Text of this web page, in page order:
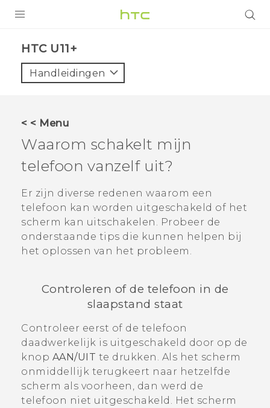
VIVE
AANBIEDINGEN
HTC Club
SUPPORT
HTC-apparaten & -accessoires
VIVERSE
Aanmelden
HTC U11+‎
Handleidingen
< < Menu
Waarom schakelt mijn
telefoon vanzelf uit?
Er zijn diverse redenen waarom een
telefoon kan worden uitgeschakeld of het
scherm kan uitschakelen. Probeer de
onderstaande tips die kunnen helpen bij
het oplossen van het probleem.
Controleren of de telefoon in de
slaapstand staat
Controleer eerst of de telefoon
daadwerkelijk is uitgeschakeld door op de
knop AAN/UIT te drukken. Als het scherm
onmiddellijk terugkeert naar hetzelfde
scherm als voorheen, dan werd de
telefoon niet uitgeschakeld. Het scherm